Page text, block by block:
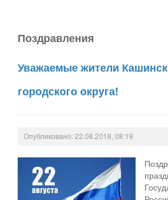
Поздравления
Уважаемые жители
городского округа!
Опубликовано: 22.08.2018, 08:19